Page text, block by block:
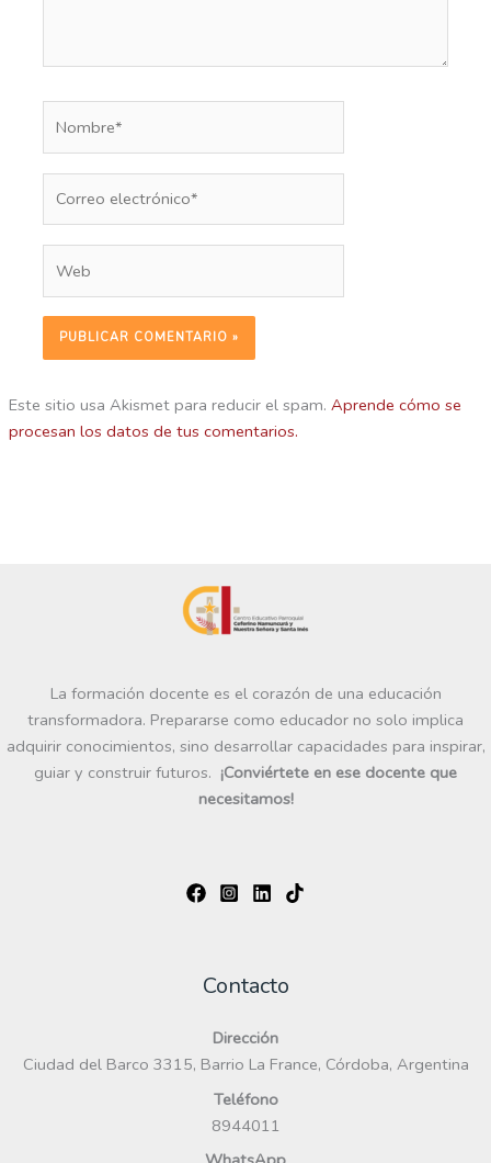
electrónico*
Este sitio usa Akismet para reducir el spam. Aprende cómo se
procesan los datos de tus comentarios.
La formación docente es el corazón de una educación
transformadora. Prepararse como educador no solo implica
adquirir conocimientos, sino desarrollar capacidades para inspirar,
guiar y construir futuros. ¡Conviértete en ese docente que
necesitamos!
Contacto
Dirección
Ciudad del Barco 3315, Barrio La France, Córdoba, Argentina
Teléfono
8944011